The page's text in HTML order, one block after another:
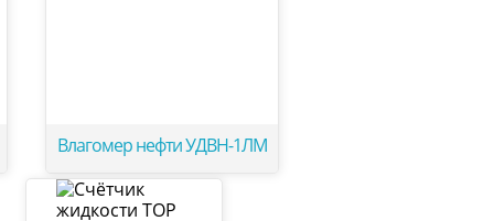
Влагомер нефти УДВН-1ЛМ